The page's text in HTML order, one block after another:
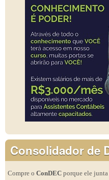
Consolidador de
Compre o ConDEC porque ele junta